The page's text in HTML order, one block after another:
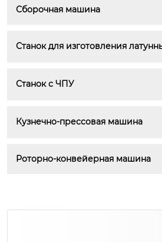
Сборочная машина
Станок для изготовления
Станок с ЧПУ
Кузнечно-прессовая машина
Роторно-конвейерная машина